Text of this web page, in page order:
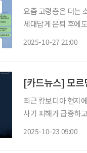
요즘 고령층은 더는
세대답게 은퇴 후에
2025-10-27 21:00
[카드뉴스] 모르
최근 캄보디아 현지
사기 피해가 급증하
2025-10-23 09:00